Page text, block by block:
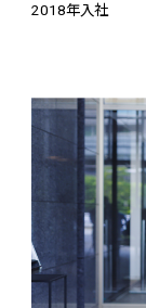
2018年入社